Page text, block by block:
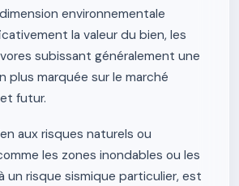
environnementale
la valeur du bien, les
subissant généralement une
plus marquée sur le marché
futur.
aux risques naturels ou
les zones inondables ou les
un risque sismique particulier, est